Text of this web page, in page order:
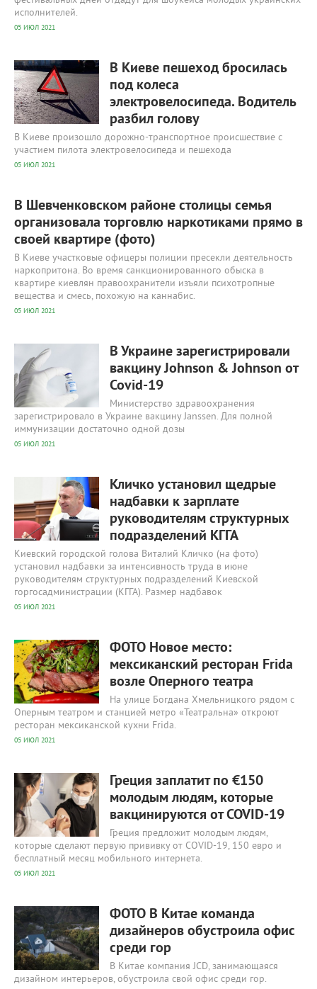
исполнителей.
05 ИЮЛ 2021
В Киеве пешеход бросилась
под колеса
электровелосипеда. Водитель
разбил голову
В Киеве произошло дорожно-транспортное происшествие с
участием пилота электровелосипеда и пешехода
05 ИЮЛ 2021
В Шевченковском районе столицы семья
организовала торговлю наркотиками прямо в
своей квартире (фото)
В Киеве участковые офицеры полиции пресекли деятельность
наркопритона. Во время санкционированного обыска в
квартире киевлян правоохранители изъяли психотропные
вещества и смесь, похожую на каннабис.
05 ИЮЛ 2021
В Украине зарегистрировали
вакцину Johnson & Johnson от
Covid-19
Министерство здравоохранения
зарегистрировало в Украине вакцину Janssen. Для полной
иммунизации достаточно одной дозы
05 ИЮЛ 2021
Кличко установил щедрые
надбавки к зарплате
руководителям структурных
подразделений КГГА
Киевский городской голова Виталий Кличко (на фото)
установил надбавки за интенсивность труда в июне
руководителям структурных подразделений Киевской
горгосадминистрации (КГГА). Размер надбавок
05 ИЮЛ 2021
ФОТО Новое место:
мексиканский ресторан Frida
возле Оперного театра
На улице Богдана Хмельницкого рядом с
Оперным театром и станцией метро «Театральна» откроют
ресторан мексиканской кухни Frida.
05 ИЮЛ 2021
Греция заплатит по €150
молодым людям, которые
вакцинируются от COVID-19
Греция предложит молодым людям,
которые сделают первую прививку от COVID-19, 150 евро и
бесплатный месяц мобильного интернета.
05 ИЮЛ 2021
ФОТО В Китае команда
дизайнеров обустроила офис
среди гор
В Китае компания JCD, занимающаяся
дизайном интерьеров, обустроила свой офис среди гор.